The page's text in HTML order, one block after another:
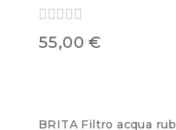
0
out
55,00 €
BRITA Filtro acqua